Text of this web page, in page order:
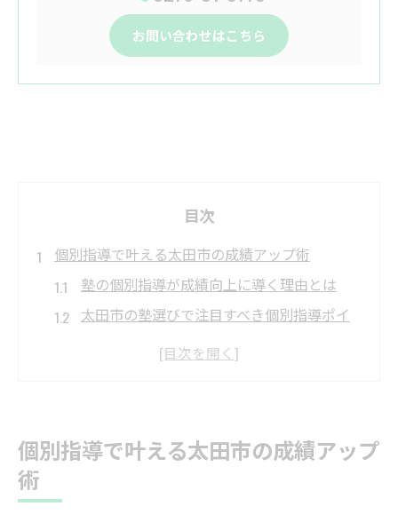
お問い合わせはこちら
目次
個別指導で叶える太田市の成績アップ術
塾の個別指導が成績向上に導く理由とは
太田市の塾選びで注目すべき個別指導ポイ
る
個別指導で叶える太田市の成績アップ
術